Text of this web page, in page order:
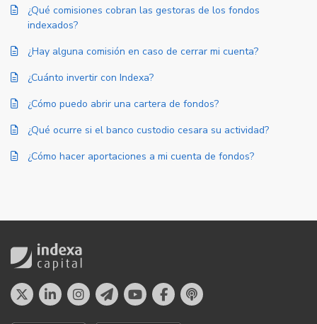
¿Qué comisiones cobran las gestoras de los fondos
indexados?
¿Hay alguna comisión en caso de cerrar mi cuenta?
¿Cuánto invertir con Indexa?
¿Cómo puedo abrir una cartera de fondos?
¿Qué ocurre si el banco custodio cesara su actividad?
¿Cómo hacer aportaciones a mi cuenta de fondos?